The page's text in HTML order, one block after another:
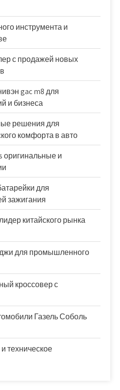
инструмента и
с продажей новых
gac m8 для
и бизнеса
решения для
комфорта в авто
оригинальные и
для
зажигания
китайского рынка
для промышленного
кроссовер с
Газель Соболь
техническое